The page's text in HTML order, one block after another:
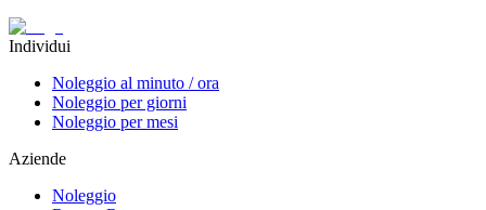
Individui
Noleggio al minuto / ora
Noleggio per giorni
Noleggio per mesi
Aziende
Noleggio